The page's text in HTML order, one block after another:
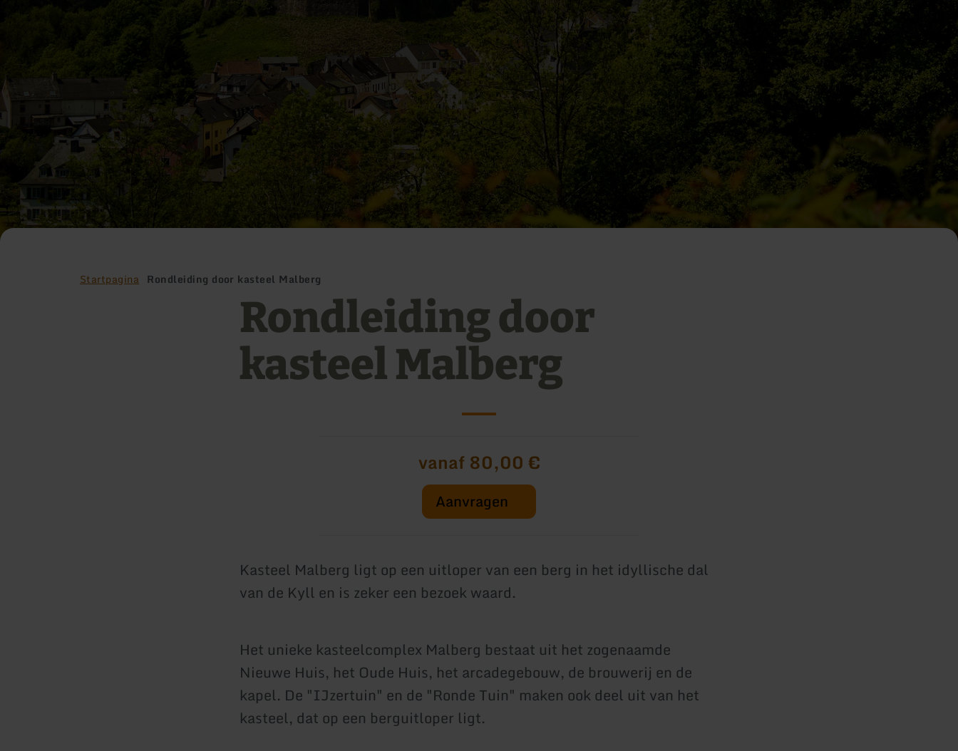
Startpagina Rondleiding door kasteel Malberg
Rondleiding door
kasteel Malberg
vanaf 80,00 €
Aanvragen
Kasteel Malberg ligt op een uitloper van een berg in het idyllische dal
van de Kyll en is zeker een bezoek waard.
Het unieke kasteelcomplex Malberg bestaat uit het zogenaamde
Nieuwe Huis, het Oude Huis, het arcadegebouw, de brouwerij en de
kapel. De "IJzertuin" en de "Ronde Tuin" maken ook deel uit van het
kasteel, dat op een berguitloper ligt.